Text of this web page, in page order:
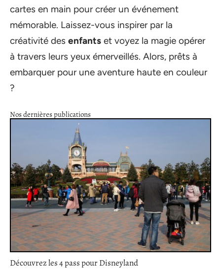
cartes en main pour créer un événement
mémorable. Laissez-vous inspirer par la
créativité des enfants et voyez la magie opérer
à travers leurs yeux émerveillés. Alors, prêts à
embarquer pour une aventure haute en couleur
?
Nos dernières publications
Découvrez les 4 pass pour Disneyland